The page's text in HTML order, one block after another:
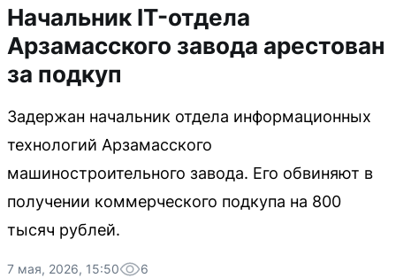
Начальник IT-отдела
Арзамасского завода арестован
за подкуп
Задержан начальник отдела информационных
технологий Арзамасского
машиностроительного завода. Его обвиняют в
получении коммерческого подкупа на 800
тысяч рублей.
7 мая, 2026, 15:50 6